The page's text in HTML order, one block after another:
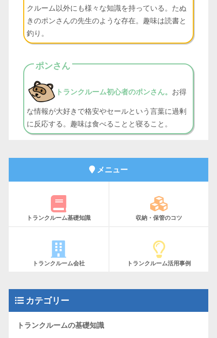
クルーム以外にも様々な知識を持っている。たぬ
きのポンさんの先生のような存在。趣味は読書と
釣り。
ポンさん
トランクルーム初心者のポンさん。 お得
な情報が大好きで格安やセールという言葉に過剰
に反応する。趣味は食べることと寝ること。
メニュー
トランクルーム基礎知識 収納・保管のコツ
トランクルーム会社 トランクルーム活用事例
カテゴリー
トランクルームの基礎知識